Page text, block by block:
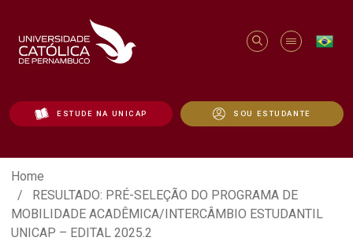
ESTUDE NA UNICAP SOU ESTUDANTE
RESULTADO: PRÉ-SELEÇÃO DO
Home
RESULTADO: PRÉ-SELEÇÃO DO PROGRAMA DE
MOBILIDADE ACADÊMICA/INTERCÂMBIO ESTUDANTIL
UNICAP – EDITAL 2025.2